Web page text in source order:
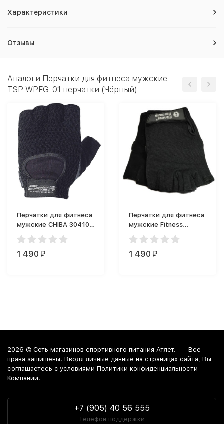
Характеристики
Отзывы
Аналоги Перчатки для фитнеса мужские
TSP WPFG-01 перчатки (Чёрный)
Перчатки для фитнеса
мужские CHIBA 30410
Athletic перчатки
(черные)
1 490 ₽
Перчатки для фитнеса
мужские Fitness
Formula Перчатки
черные
1 490 ₽
2026 © Сеть магазинов спортивного питания Атлет. — Все
права защищены. Вводя личные данные на страницах сайта, Вы
соглашаетесь c условиями Политики конфиденциальности
Компании.
+7 (905) 40 56 555
Телефон поддержки